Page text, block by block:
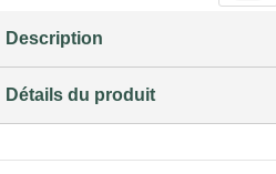
Description
Détails du produit